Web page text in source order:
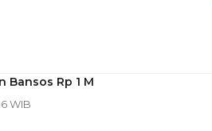
Bansos Rp 1 M
WIB